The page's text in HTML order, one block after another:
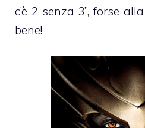
c’è 2 senza 3”, forse
bene!